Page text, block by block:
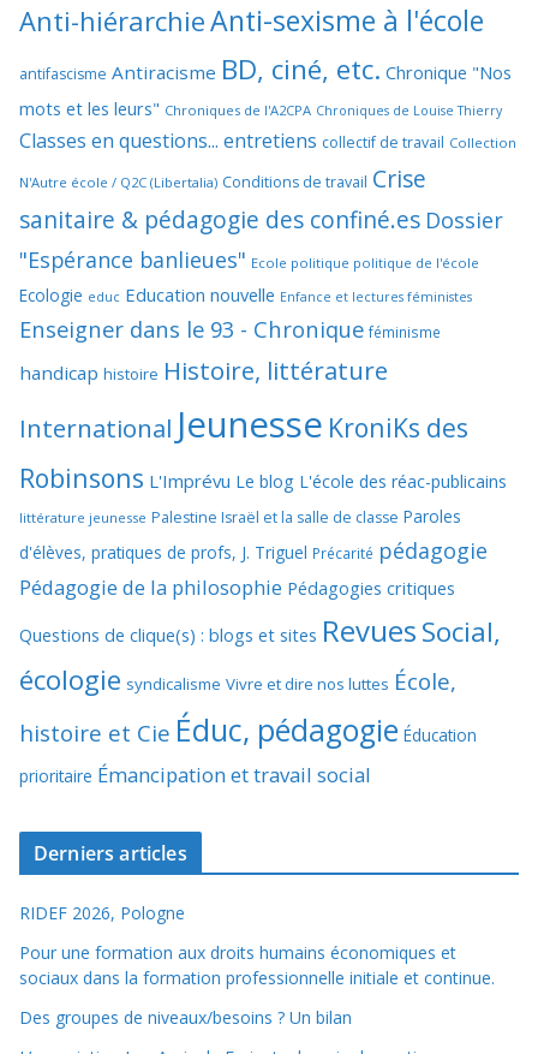
Anti-hiérarchieAnti-sexisme à l'école
antifascisme Antiracisme BD, ciné, etc. Chronique "Nos
mots et les leurs" Chroniques de l'A2CPA Chroniques de Louise Thierry
Classes en questions... entretiens collectif de travail Collection
N'Autre école / Q2C (Libertalia) Conditions de travail Crise
sanitaire & pédagogie des confiné.es Dossier
"Espérance banlieues" Ecole politique politique de l'école
Ecologie educ Education nouvelle Enfance et lectures féministes
Enseigner dans le 93 - Chronique féminisme
handicap histoire Histoire, littérature
International Jeunesse KroniKs des
Robinsons L'Imprévu Le blog L'école des réac-publicains
littérature jeunesse Palestine Israël et la salle de classe Paroles
d'élèves, pratiques de profs, J. Triguel Précarité pédagogie
Pédagogie de la philosophie Pédagogies critiques
Questions de clique(s) : blogs et sites RevuesSocial,
écologie syndicalisme Vivre et dire nos luttes École,
histoire et Cie Éduc, pédagogie Éducation
prioritaire Émancipation et travail social
Derniers articles
RIDEF 2026, Pologne
Pour une formation aux droits humains économiques et
sociaux dans la formation professionnelle initiale et continue.
Des groupes de niveaux/besoins ? Un bilan